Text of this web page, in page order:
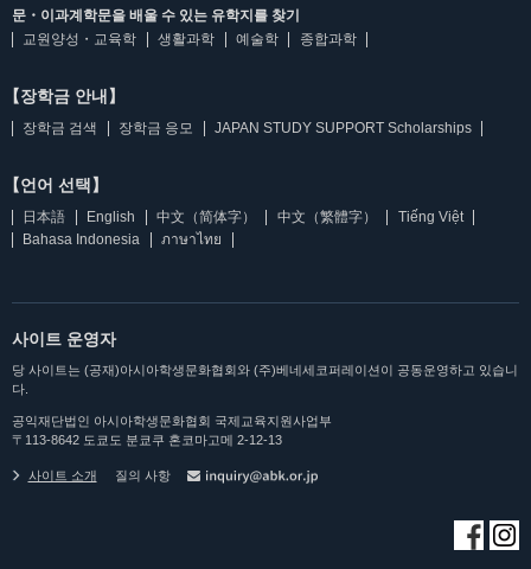
문・이과계학문을 배울 수 있는 유학지를 찾기
교원양성・교육학
생활과학 예술학 종합과학
【장학금 안내】
장학금 검색 장학금 응모 JAPAN STUDY SUPPORT Scholarships
【언어 선택】
日本語 English 中文（简体字） 中文（繁體字）
Tiếng Việt
Bahasa Indonesia
ภาษาไทย
사이트 운영자
당 사이트는 (공재)아시아학생문화협회와 (주)베네세코퍼레이션이 공동운영하고 있습니
다.
공익재단법인 아시아학생문화협회 국제교육지원사업부
〒113-8642 도쿄도 분쿄쿠 혼코마고메 2-12-13
사이트 소개 질의 사항